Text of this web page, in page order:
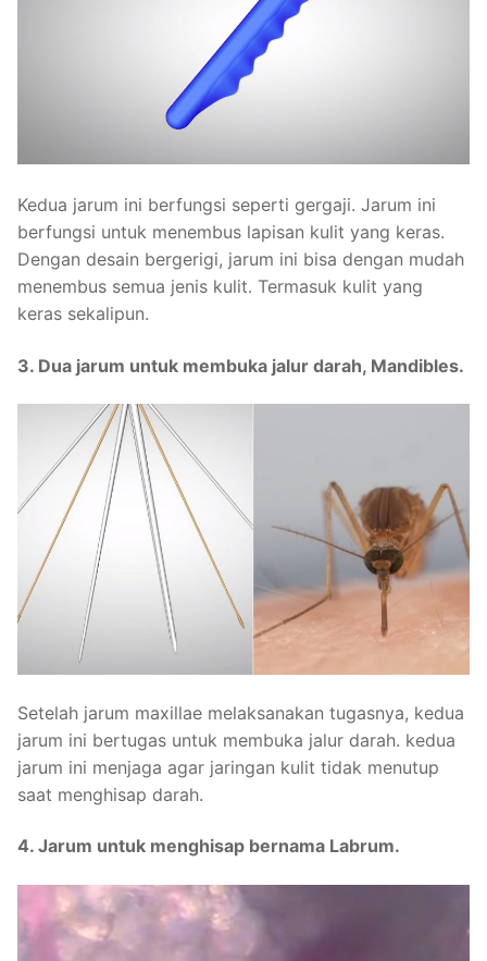
Kedua jarum ini berfungsi seperti gergaji. Jarum ini
berfungsi untuk menembus lapisan kulit yang keras.
Dengan desain bergerigi, jarum ini bisa dengan mudah
menembus semua jenis kulit. Termasuk kulit yang
keras sekalipun.
3. Dua jarum untuk membuka jalur darah, Mandibles.
Setelah jarum maxillae melaksanakan tugasnya, kedua
jarum ini bertugas untuk membuka jalur darah. kedua
jarum ini menjaga agar jaringan kulit tidak menutup
saat menghisap darah.
4. Jarum untuk menghisap bernama Labrum.